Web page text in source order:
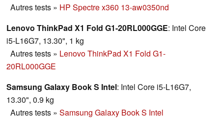
Autres tests » HP Spectre x360 13-aw0350nd
Lenovo ThinkPad X1 Fold G1-20RL000GGE: Intel Core
i5-L16G7, 13.30", 1 kg
Autres tests » Lenovo ThinkPad X1 Fold G1-
20RL000GGE
Samsung Galaxy Book S Intel: Intel Core i5-L16G7,
13.30", 0.9 kg
Autres tests » Samsung Galaxy Book S Intel